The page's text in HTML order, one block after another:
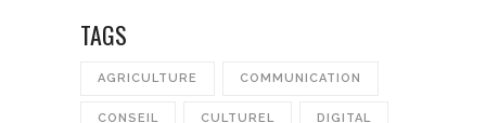
TAGS
AGRICULTURE COMMUNICATION
CONSEIL CULTUREL DIGITAL